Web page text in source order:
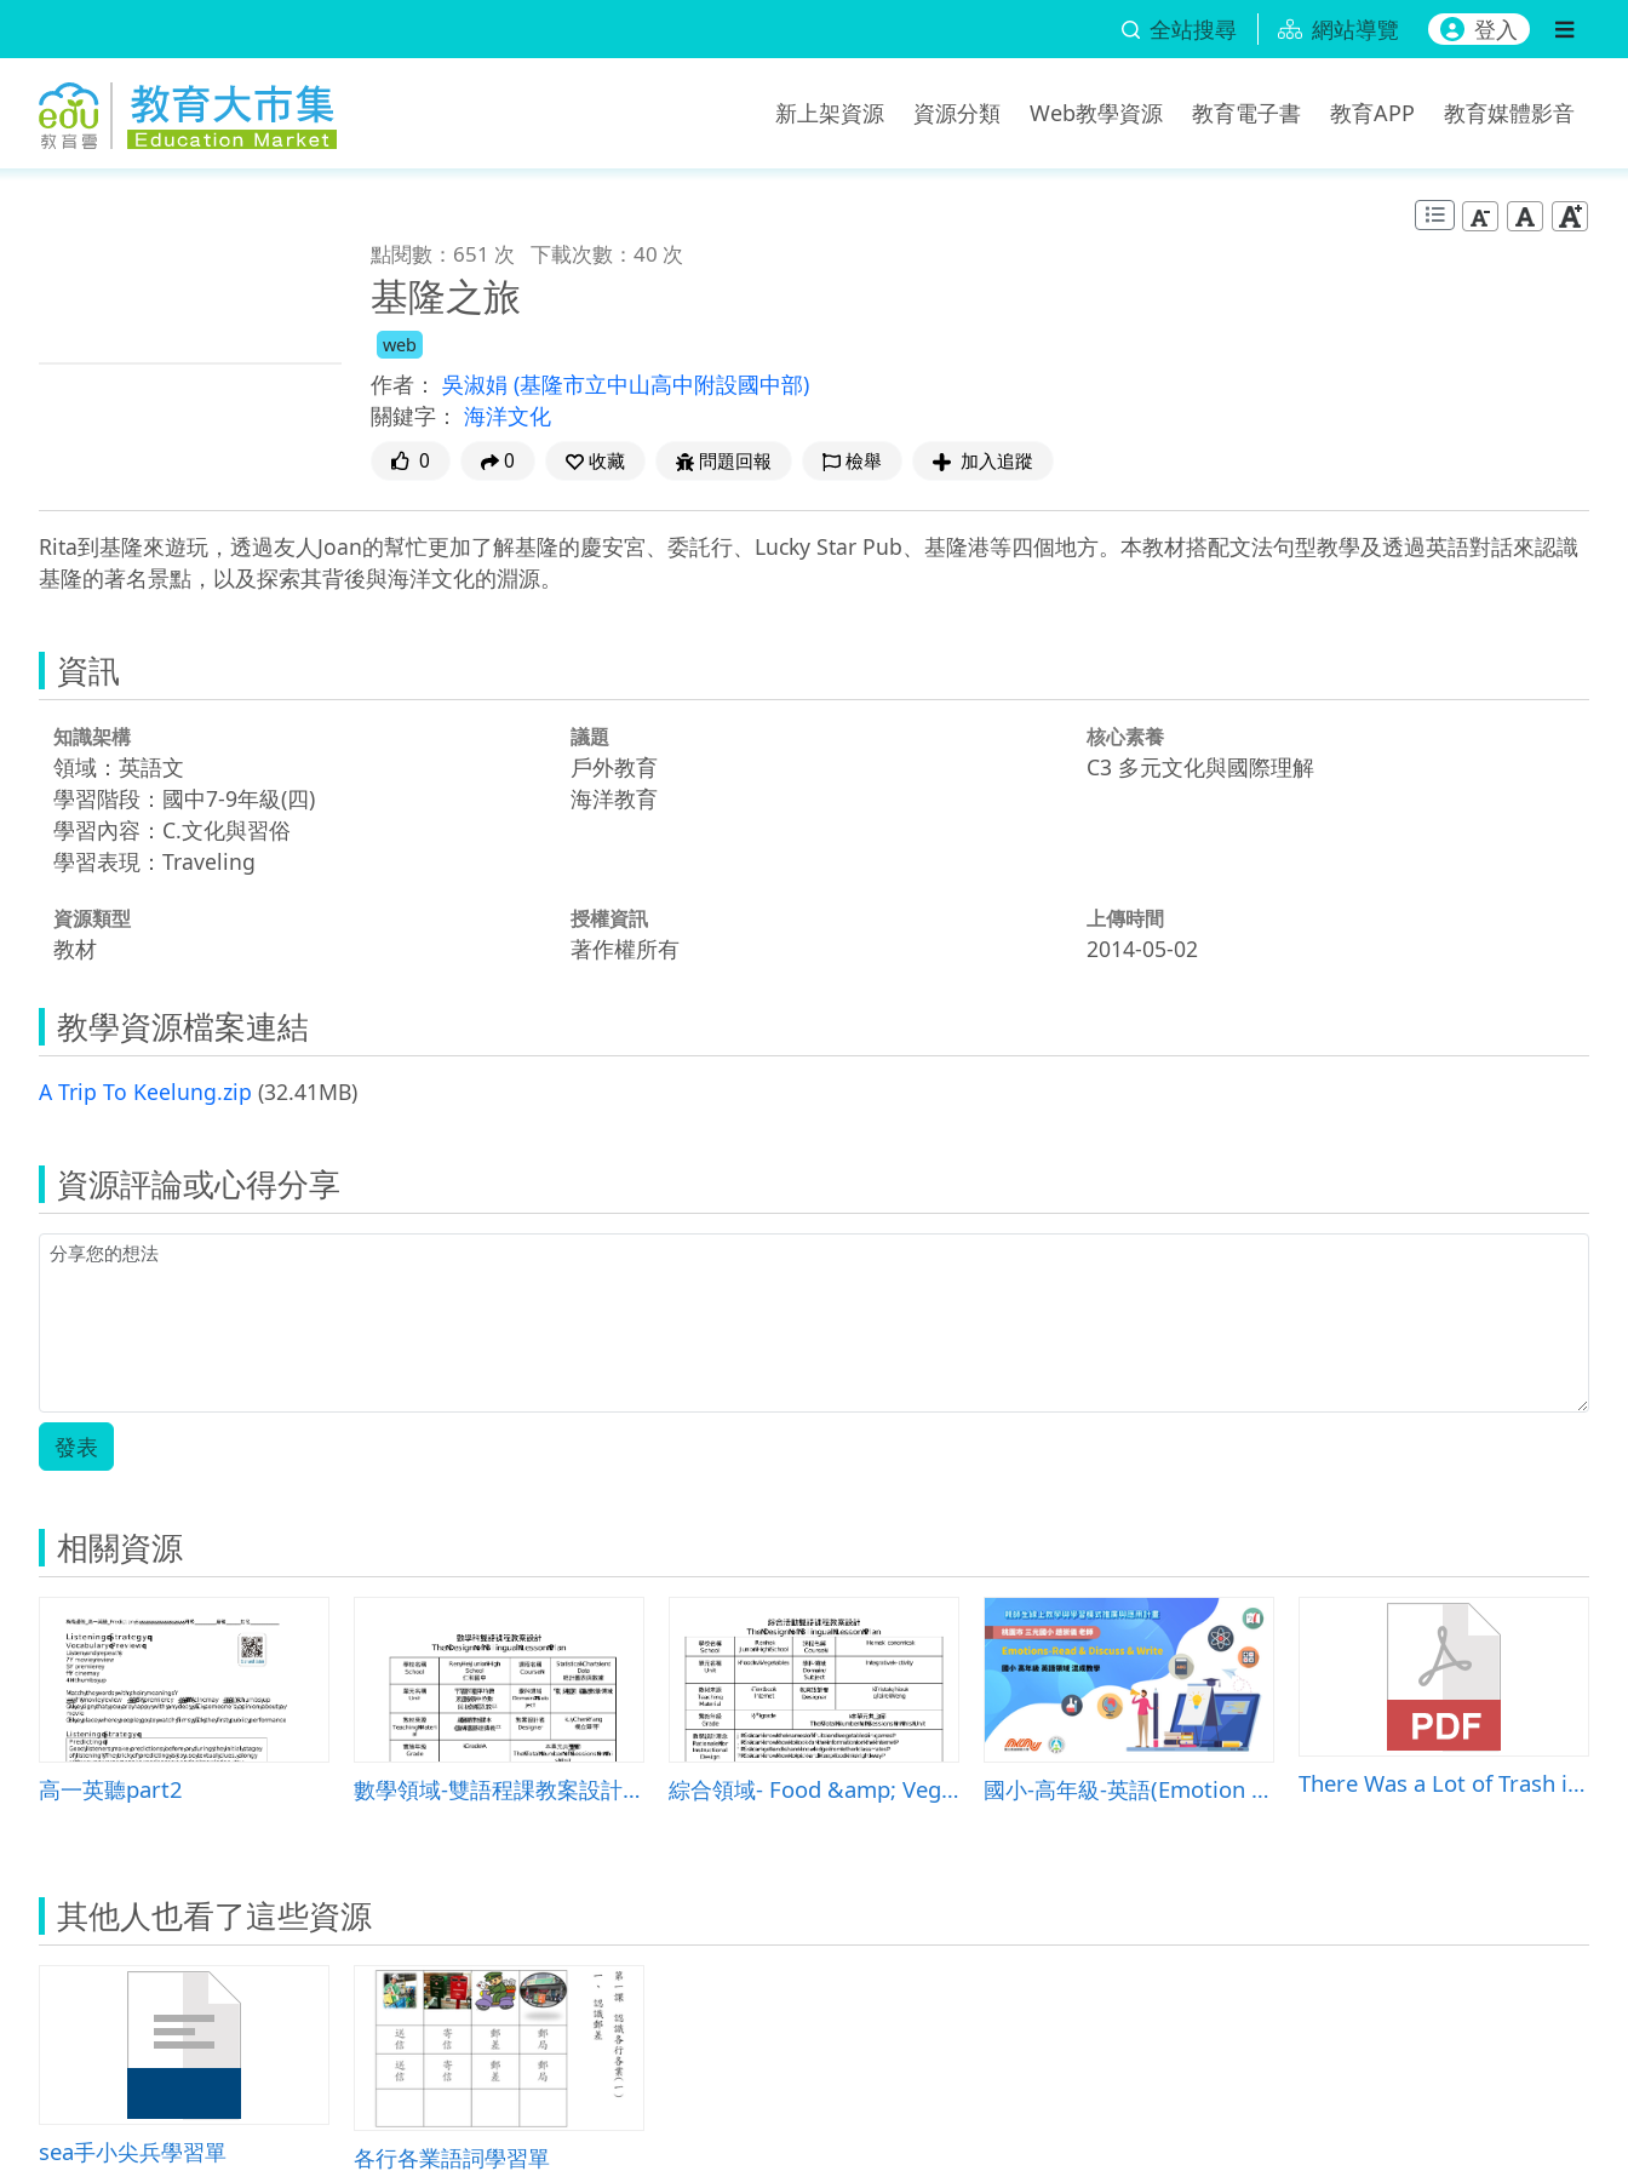
全站搜尋 網站導覽 登入
新上架資源 資源分類 Web教學資源 教育電子書 教育APP 教育媒體影音
點閱數：651 次 下載次數：40 次
基隆之旅
web
作者： 吳淑娟 (基隆市立中山高中附設國中部)
關鍵字： 海洋文化
0 0 收藏 問題回報 檢舉 加入追蹤
Rita到基隆來遊玩，透過友人Joan的幫忙更加了解基隆的慶安宮、委託行、Lucky Star Pub、基隆港等四個地方。本教材搭配文法句型教學及透過英語對話來認識
基隆的著名景點，以及探索其背後與海洋文化的淵源。
資訊
知識架構
領域：英語文
學習階段：國中7-9年級(四)
學習內容：C.文化與習俗
學習表現：Traveling
議題
戶外教育
海洋教育
核心素養
C3 多元文化與國際理解
資源類型
教材
授權資訊
著作權所有
上傳時間
2014-05-02
教學資源檔案連結
A Trip To Keelung.zip (32.41MB)
資源評論或心得分享
發表
相關資源
高一英聽part2 數學領域-雙語程課教案設計：平均數.中位數與眾數 綜合領域- Food &amp; Vegetables 國小-高年級-英語(Emotion Read disscuss &amp;Write)-B-混成教學-桃園市三光國小-趙崇儀老師 There Was a Lot of Trash in the Sea-Rima Misses the Rainforest
其他人也看了這些資源
sea手小尖兵學習單 各行各業語詞學習單